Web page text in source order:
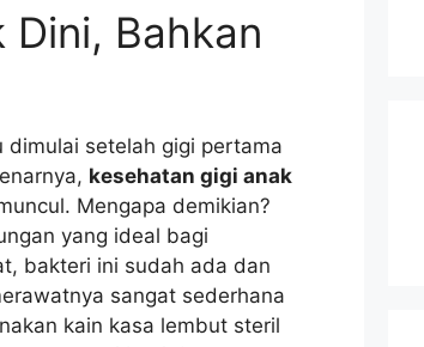
Dini, Bahkan
setelah gigi pertama
kesehatan gigi anak
Mengapa demikian?
yang ideal bagi
bakteri ini sudah ada dan
sangat sederhana
kain kasa lembut steril